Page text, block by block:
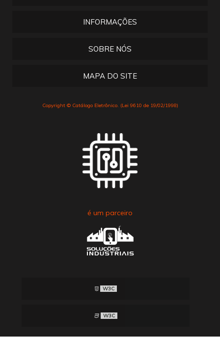
INFORMAÇÕES
SOBRE NÓS
MAPA DO SITE
Copyright © Catálogo Eletrônico. (Lei 9610 de 19/02/1998)
é um parceiro
W3C
W3C